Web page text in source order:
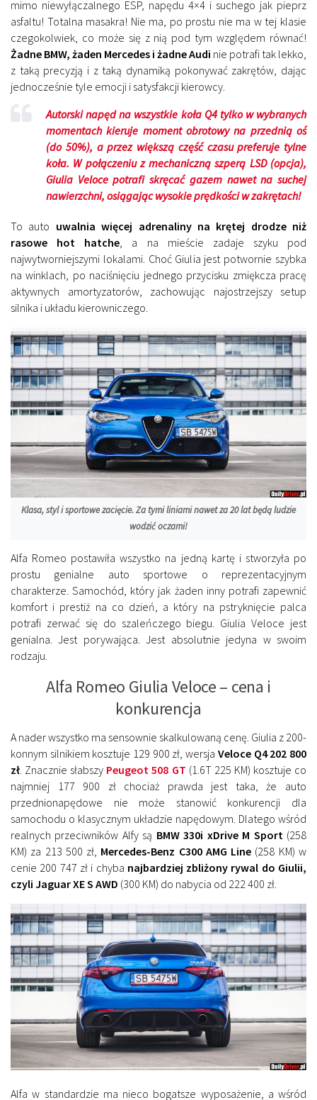
mimo niewyłączalnego ESP, napędu 4×4 i suchego jak pieprz
asfaltu! Totalna masakra! Nie ma, po prostu nie ma w tej klasie
czegokolwiek, co może się z nią pod tym względem równać!
Żadne BMW, żaden Mercedes i żadne Audi nie potrafi tak lekko,
z taką precyzją i z taką dynamiką pokonywać zakrętów, dając
jednocześnie tyle emocji i satysfakcji kierowcy.
Autorski napęd na wszystkie koła Q4 tylko w wybranych
momentach kieruje moment obrotowy na przednią oś
(do 50%), a przez większą część czasu preferuje tylne
koła. W połączeniu z mechaniczną szperą LSD (opcja),
Giulia Veloce potrafi skręcać gazem nawet na suchej
nawierzchni, osiągając wysokie prędkości w zakrętach!
To auto uwalnia więcej adrenaliny na krętej drodze niż
rasowe hot hatche, a na mieście zadaje szyku pod
najwytworniejszymi lokalami. Choć Giulia jest potwornie szybka
na winklach, po naciśnięciu jednego przycisku zmiękcza pracę
aktywnych amortyzatorów, zachowując najostrzejszy setup
silnika i układu kierowniczego.
Klasa, styl i sportowe zacięcie. Za tymi liniami nawet za 20 lat będą ludzie
wodzić oczami!
Alfa Romeo postawiła wszystko na jedną kartę i stworzyła po
prostu genialne auto sportowe o reprezentacyjnym
charakterze. Samochód, który jak żaden inny potrafi zapewnić
komfort i prestiż na co dzień, a który na pstryknięcie palca
potrafi zerwać się do szaleńczego biegu. Giulia Veloce jest
genialna. Jest porywająca. Jest absolutnie jedyna w swoim
rodzaju.
Alfa Romeo Giulia Veloce – cena i
konkurencja
A nader wszystko ma sensownie skalkulowaną cenę. Giulia z 200-
konnym silnikiem kosztuje 129 900 zł, wersja Veloce Q4 202 800
zł. Znacznie słabszy Peugeot 508 GT (1.6T 225 KM) kosztuje co
najmniej 177 900 zł chociaż prawda jest taka, że auto
przednionapędowe nie może stanowić konkurencji dla
samochodu o klasycznym układzie napędowym. Dlatego wśród
realnych przeciwników Alfy są BMW 330i xDrive M Sport(258
KM) za 213 500 zł, Mercedes-Benz C300 AMG Line (258 KM) w
cenie 200 747 zł i chyba najbardziej zbliżony rywal do Giulii,
czyli Jaguar XE S AWD (300 KM) do nabycia od 222 400 zł.
Alfa w standardzie ma nieco bogatsze wyposażenie, a wśród